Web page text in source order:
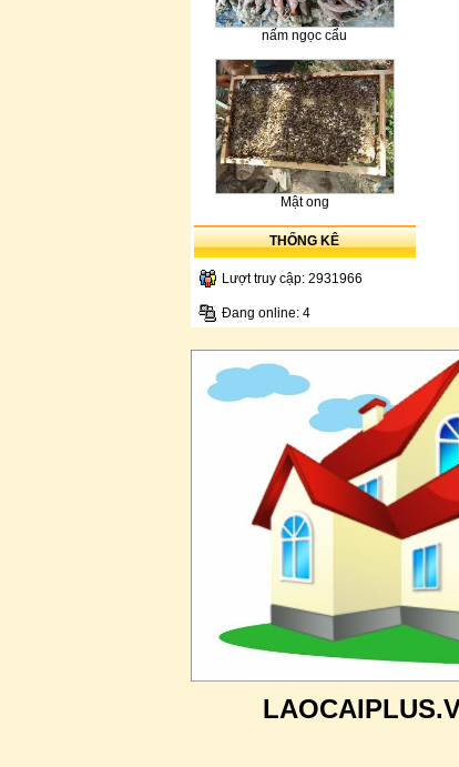
nấm ngọc cẩu
Mật ong
THỐNG KÊ
Lượt truy cập: 2931966
Đang online: 4